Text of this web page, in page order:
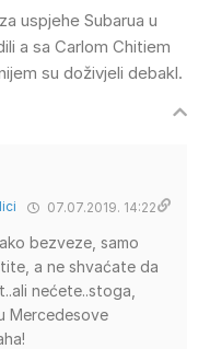
uspjehe Subarua u
a sa Carlom Chitiem
su doživjeli debakl.
07.07.2019. 14:22
bezveze, samo
a ne shvaćate da
nećete..stoga,
Mercedesove